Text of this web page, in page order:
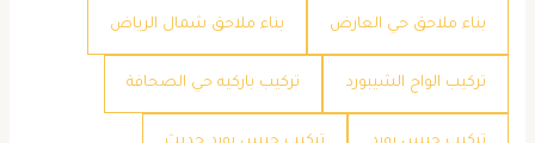
بناء ملاحق حي العارض بناء ملاحق شمال الرياض
تركيب الواح الشيبورد تركيب باركيه حي الصحافة